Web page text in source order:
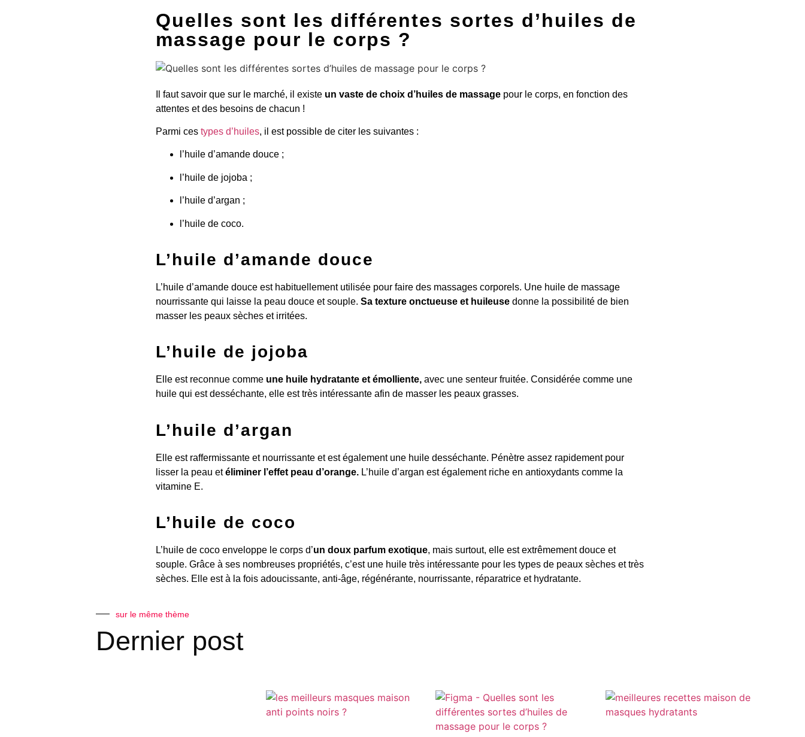
Quelles sont les différentes sortes d’huiles de
massage pour le corps ?
Il faut savoir que sur le marché, il existe un vaste de choix d’huiles de massage pour le corps, en fonction des
attentes et des besoins de chacun !
Parmi ces types d’huiles, il est possible de citer les suivantes :
l’huile d’amande douce ;
l’huile de jojoba ;
l’huile d’argan ;
l’huile de coco.
L’huile d’amande douce
L’huile d’amande douce est habituellement utilisée pour faire des massages corporels. Une huile de massage
nourrissante qui laisse la peau douce et souple. Sa texture onctueuse et huileusedonne la possibilité de bien
masser les peaux sèches et irritées.
L’huile de jojoba
Elle est reconnue comme une huile hydratante et émolliente,avec une senteur fruitée. Considérée comme une
huile qui est desséchante, elle est très intéressante afin de masser les peaux grasses.
L’huile d’argan
Elle est raffermissante et nourrissante et est également une huile desséchante. Pénètre assez rapidement pour
lisser la peau etéliminer l’effet peau d’orange. L’huile d’argan est également riche en antioxydants comme la
vitamine E.
L’huile de coco
L’huile de coco enveloppe le corps d’un doux parfum exotique, mais surtout, elle est extrêmement douce et
souple. Grâce à ses nombreuses propriétés, c’est une huile très intéressante pour les types de peaux sèches et très
sèches. Elle est à la fois adoucissante, anti-âge, régénérante, nourrissante, réparatrice et hydratante.
sur le même thème
Dernier post